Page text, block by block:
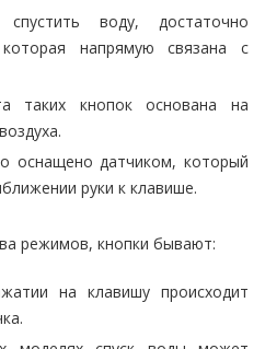
воду, достаточно
напрямую связана с
таких кнопок основана на
оснащено датчиком, который
руки к клавише.
режимов, кнопки бывают:
на клавишу происходит